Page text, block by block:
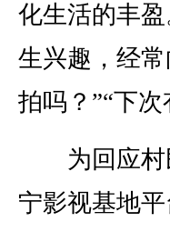
化生活的丰
生兴趣，经
拍吗？”“下
为回应村
宁影视基地